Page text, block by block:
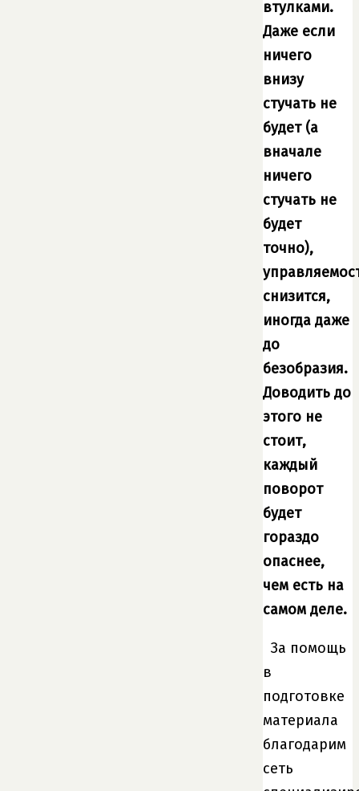
втулками.
Даже если
ничего
внизу
стучать не
будет (а
вначале
ничего
стучать не
будет
точно),
снизится,
иногда даже
до
безобразия.
Доводить до
этого не
стоит,
каждый
поворот
будет
гораздо
опаснее,
чем есть на
самом деле.
За помощь
в
подготовке
материала
благодарим
сеть